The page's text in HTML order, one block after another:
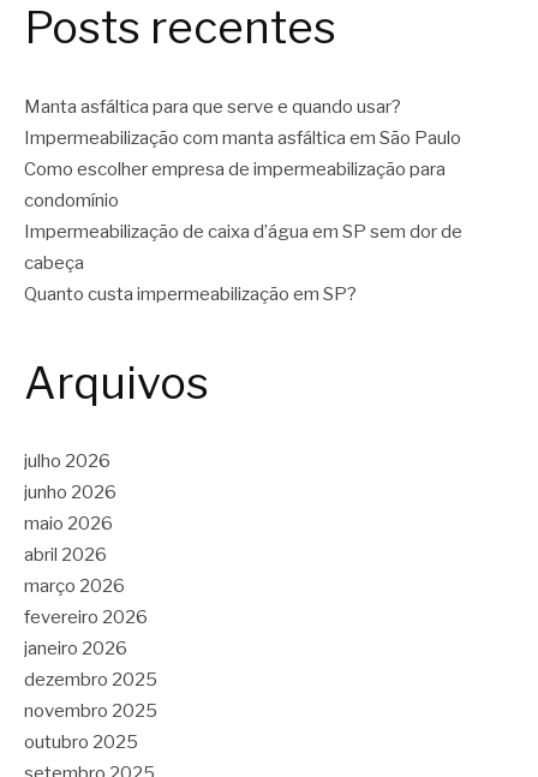
Posts recentes
Manta asfáltica para que serve e quando usar?
Impermeabilização com manta asfáltica em São Paulo
Como escolher empresa de impermeabilização para
condomínio
Impermeabilização de caixa d’água em SP sem dor de
cabeça
Quanto custa impermeabilização em SP?
Arquivos
julho 2026
junho 2026
maio 2026
abril 2026
março 2026
fevereiro 2026
janeiro 2026
dezembro 2025
novembro 2025
outubro 2025